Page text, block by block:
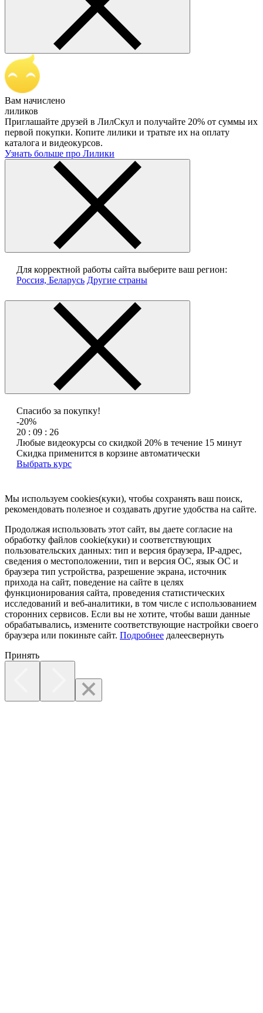
Вам начислено
лиликов
Приглашайте друзей в ЛилСкул и получайте 20% от суммы их
первой покупки. Копите лилики и тратьте их на оплату
каталога и видеокурсов.
Узнать больше про Лилики
Для корректной работы сайта выберите ваш регион:
Россия, Беларусь Другие страны
Спасибо за покупку!
-20%
20 : 09 : 26
Любые видеокурсы со скидкой 20% в течение 15 минут
Скидка применится в корзине автоматически
Выбрать курс
Мы используем cookies(куки), чтобы сохранять ваш поиск,
рекомендовать полезное и создавать другие удобства на сайте.
Продолжая использовать этот сайт, вы даете согласие на
обработку файлов cookie(куки) и соответствующих
пользовательских данных: тип и версия браузера, IP-адрес,
сведения о местоположении, тип и версия ОС, язык ОС и
браузера тип устройства, разрешение экрана, источник
прихода на сайт, поведение на сайте в целях
функционирования сайта, проведения статистических
исследований и веб-аналитики, в том числе с использованием
сторонних сервисов. Если вы не хотите, чтобы ваши данные
обрабатывались, измените соответствующие настройки своего
браузера или покиньте сайт. Подробнее далеесвернуть
Принять